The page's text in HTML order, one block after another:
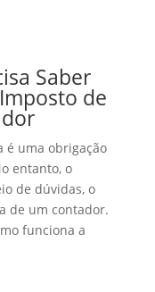
Saber
de
é uma obrigação
entanto, o
de dúvidas, o
de um contador.
funciona a